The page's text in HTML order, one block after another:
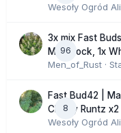
Wesoły Ogród
96
3x mix Fast
Moonrock, 1x
Men_of_Rust ·
8
Fast Bud42 |
Cherry Runtz x2
Wesoły Ogród